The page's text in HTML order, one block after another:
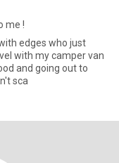
me !
edges who just
with my camper van
and going out to
sca